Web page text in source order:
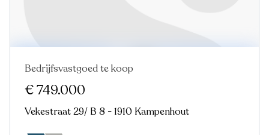
Bedrijfsvastgoed te koop
€ 749.000
Vekestraat 29/ B 8 - 1910 Kampenhout